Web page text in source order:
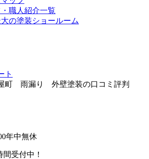
職人紹介一覧
の塗装ショールーム
ト
町 雨漏り 外壁塗装の口コミ評判
年中無休
受付中！